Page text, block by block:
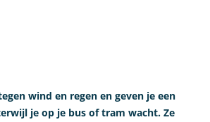
wind en regen en geven je een
je op je bus of tram wacht. Ze